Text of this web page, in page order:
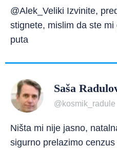
@Alek_Veliki Izvinite,
stignete, mislim da ste
puta
Saša
@kosmik_radule
Ništa mi nije jasno,
sigurno prelazimo